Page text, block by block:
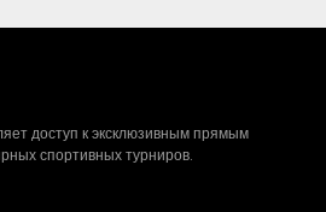
доступ к эксклюзивным прямым
спортивных турниров.